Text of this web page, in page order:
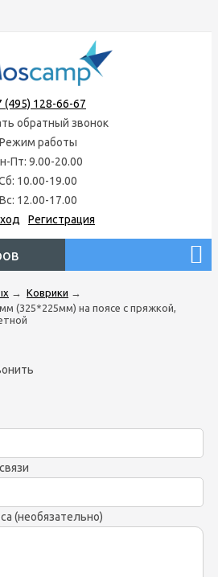
(495) 128-66-67
обратный звонок
Режим работы
Пт: 9.00-20.00
10.00-19.00
Вс: 12.00-17.00
Регистрация
→ Коврики →
(325*225мм) на поясе с пряжкой,
(необязательно)